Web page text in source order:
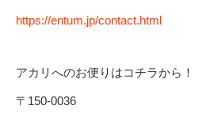
https://entum.jp/contact.html
アカリへのお便りはコチラから！
〒150-0036